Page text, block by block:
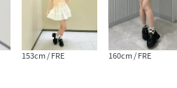
153cm / FRE 160cm / FRE